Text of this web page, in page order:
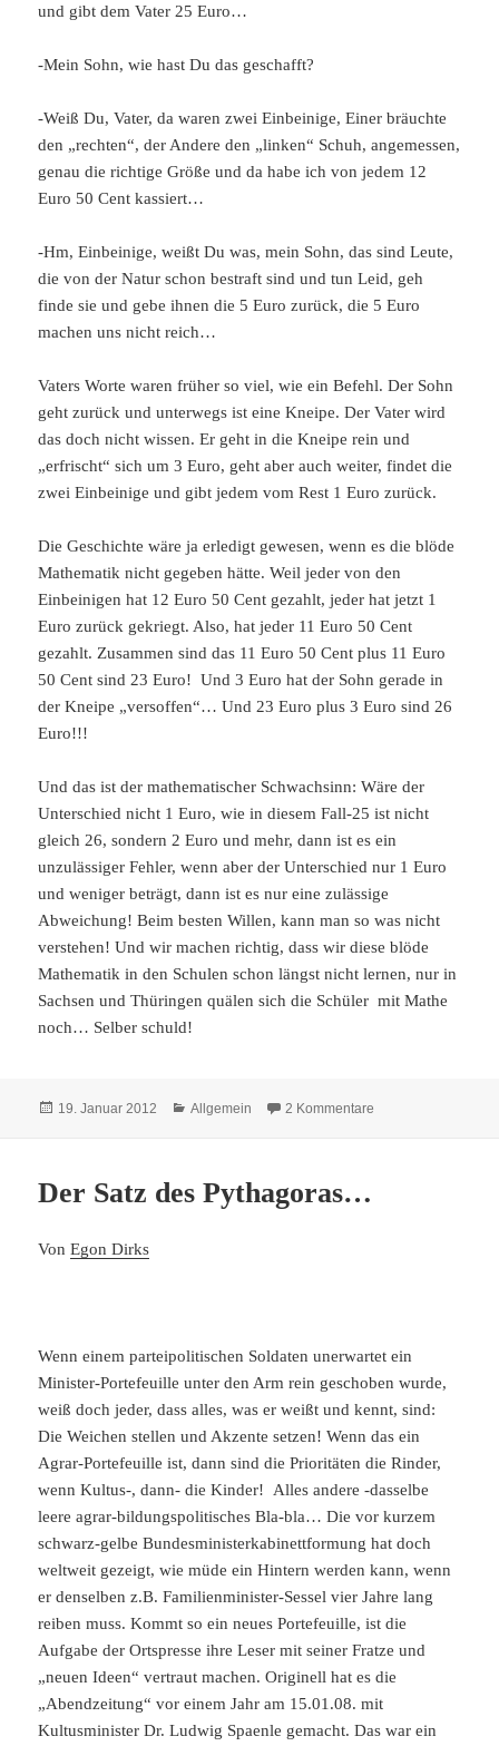
und gibt dem Vater 25 Euro…
-Mein Sohn, wie hast Du das geschafft?
-Weiß Du, Vater, da waren zwei Einbeinige, Einer bräuchte
den „rechten“, der Andere den „linken“ Schuh, angemessen,
genau die richtige Größe und da habe ich von jedem 12
Euro 50 Cent kassiert…
-Hm, Einbeinige, weißt Du was, mein Sohn, das sind Leute,
die von der Natur schon bestraft sind und tun Leid, geh
finde sie und gebe ihnen die 5 Euro zurück, die 5 Euro
machen uns nicht reich…
Vaters Worte waren früher so viel, wie ein Befehl. Der Sohn
geht zurück und unterwegs ist eine Kneipe. Der Vater wird
das doch nicht wissen. Er geht in die Kneipe rein und
„erfrischt“ sich um 3 Euro, geht aber auch weiter, findet die
zwei Einbeinige und gibt jedem vom Rest 1 Euro zurück.
Die Geschichte wäre ja erledigt gewesen, wenn es die blöde
Mathematik nicht gegeben hätte. Weil jeder von den
Einbeinigen hat 12 Euro 50 Cent gezahlt, jeder hat jetzt 1
Euro zurück gekriegt. Also, hat jeder 11 Euro 50 Cent
gezahlt. Zusammen sind das 11 Euro 50 Cent plus 11 Euro
50 Cent sind 23 Euro! Und 3 Euro hat der Sohn gerade in
der Kneipe „versoffen“… Und 23 Euro plus 3 Euro sind 26
Euro!!!
Und das ist der mathematischer Schwachsinn: Wäre der
Unterschied nicht 1 Euro, wie in diesem Fall-25 ist nicht
gleich 26, sondern 2 Euro und mehr, dann ist es ein
unzulässiger Fehler, wenn aber der Unterschied nur 1 Euro
und weniger beträgt, dann ist es nur eine zulässige
Abweichung! Beim besten Willen, kann man so was nicht
verstehen! Und wir machen richtig, dass wir diese blöde
Mathematik in den Schulen schon längst nicht lernen, nur in
Sachsen und Thüringen quälen sich die Schüler mit Mathe
noch… Selber schuld!
Veröffentlicht
19. Januar 2012 Kategorien
Allgemein 2 Kommentare
Der Satz des Pythagoras…
VonEgon Dirks
Wenn einem parteipolitischen Soldaten unerwartet ein
Minister-Portefeuille unter den Arm rein geschoben wurde,
weiß doch jeder, dass alles, was er weißt und kennt, sind:
Die Weichen stellen und Akzente setzen! Wenn das ein
Agrar-Portefeuille ist, dann sind die Prioritäten die Rinder,
wenn Kultus-, dann- die Kinder! Alles andere -dasselbe
leere agrar-bildungspolitisches Bla-bla… Die vor kurzem
schwarz-gelbe Bundesministerkabinettformung hat doch
weltweit gezeigt, wie müde ein Hintern werden kann, wenn
er denselben z.B. Familienminister-Sessel vier Jahre lang
reiben muss. Kommt so ein neues Portefeuille, ist die
Aufgabe der Ortspresse ihre Leser mit seiner Fratze und
„neuen Ideen“ vertraut machen. Originell hat es die
„Abendzeitung“ vor einem Jahr am 15.01.08. mit
Kultusminister Dr. Ludwig Spaenle gemacht. Das war ein